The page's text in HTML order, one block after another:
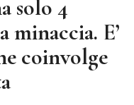
solo 4
minaccia. E’
coinvolge